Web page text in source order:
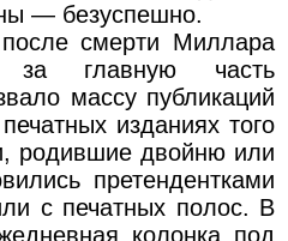
— безуспешно.
смерти Миллара
за главную часть
массу публикаций
изданиях того
родившие двойню или
претендентками
с печатных полос. В
колонка под